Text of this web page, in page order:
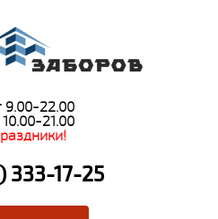
22.00
21.00
333-17-25